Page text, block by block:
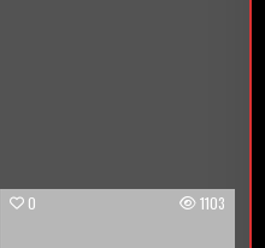
0 1103